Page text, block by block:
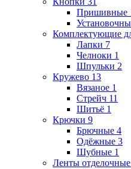
Пришивные
Комплектующие
Лапки 7
Челноки 1
Шпульки 2
Кружево 13
Вязаное 1
Стрейч 11
Шитьё 1
Крючки 9
Брючные 4
Одёжные 3
Шубные 1
Ленты отделочные